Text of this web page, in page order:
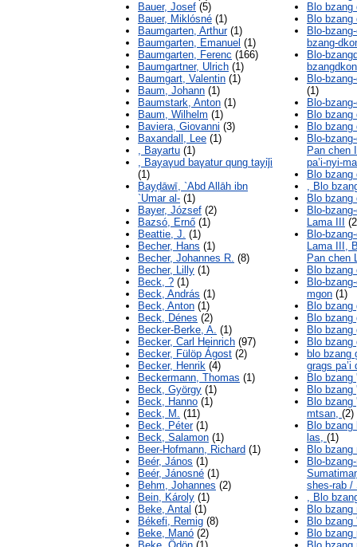
Bauer, Josef (5)
Bauer, Miklósné (1)
Baumgarten, Arthur(1)
Baumgarten, Emanuel (1)
Baumgarten, Ferenc (166)
Baumgartner, Ulrich (1)
Baumgart, Valentin (1)
Baum, Johann (1)
Baumstark, Anton (1)
Baum, Wilhelm (1)
Baviera, Giovanni (3)
Baxandall, Lee (1)
, Bayartu (1)
, Bayaγud baγatur qung tayiǰi
(1)
Bayḍāwī, `Abd Allāh ibn
`Umar al- (1)
Bayer, József (2)
Bazsó, Ernő (1)
Beattie, J. (1)
Becher, Hans (1)
Becher, Johannes R. (8)
Becher, Lilly (1)
Beck, ? (1)
Beck, András (1)
Beck, Anton (1)
Beck, Dénes (2)
Becker-Berke, A. (1)
Becker, Carl Heinrich (97)
Becker, Fülöp Ágost (2)
Becker, Henrik (4)
Beckermann, Thomas (1)
Beck, György (1)
Beck, Hanno (1)
Beck, M. (11)
Beck, Péter(1)
Beck, Salamon (1)
Beer-Hofmann, Richard (1)
Beér, János (1)
Beér, Jánosné (1)
Behm, Johannes (2)
Bein, Károly (1)
Beke, Antal (1)
Békefi, Remig (8)
Beke, Manó (2)
Blo
Blo
Blo-
bzang-
Blo-
Blo-
(1)
Blo-
Blo
Blo
Blo-
Pan chen
pa’i-nyi-
Blo
, Blo
Blo
Blo-
Lama III
Blo-
Lama III,
Pan chen
Blo
Blo-
mgon (1)
Blo
Blo
Blo
Blo bzang
blo bzang
grags pa’i
Blo
Blo
Blo bzang
mtsan, (2)
Blo bzang
las, (1)
Blo
Blo-
shes-rab /
, Blo
Blo
Blo
Blo